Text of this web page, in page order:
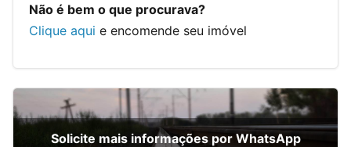
Não é bem o que procurava?
Clique aqui e encomende seu imóvel
Solicite mais informações por WhatsApp